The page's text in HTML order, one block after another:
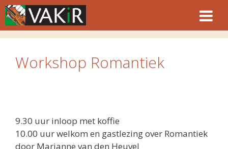
Ga
naar
de
Workshop Romantiek
9.30 uur inloop met koffie
10.00 uur welkom en gastlezing over Romantiek
door Marianne van den Heuvel